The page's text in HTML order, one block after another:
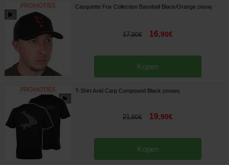
Casquette Fox Collection Baseball Black/Orange 269248]
17,90€ 16,90€
Kopen
T-Shirt Avid Carp Compound Black 269189A]
21,90€ 19,90€
Kopen